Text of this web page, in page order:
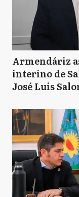
Armendáriz
interino de
José Luis